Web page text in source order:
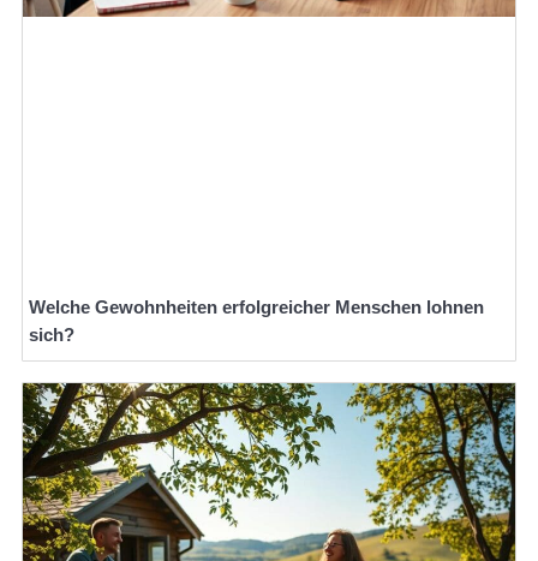
Welche Gewohnheiten erfolgreicher Menschen lohnen
sich?